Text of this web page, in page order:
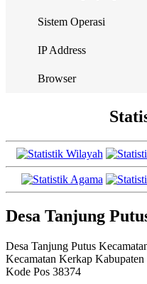
Sistem Operasi
IP Address
Browser
Desa Tanjung
Desa Tanjung Putus
Kecamatan Kerkap
Kode Pos 38374